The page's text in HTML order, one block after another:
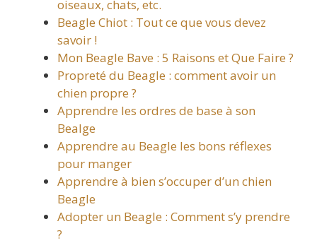
oiseaux, chats, etc.
Beagle Chiot : Tout ce que vous devez
savoir !
Mon Beagle Bave : 5 Raisons et Que Faire ?
Propreté du Beagle : comment avoir un
chien propre ?
Apprendre les ordres de base à son
Bealge
Apprendre au Beagle les bons réflexes
pour manger
Apprendre à bien s’occuper d’un chien
Beagle
Adopter un Beagle : Comment s’y prendre
?